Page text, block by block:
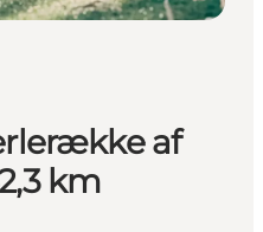
af
km